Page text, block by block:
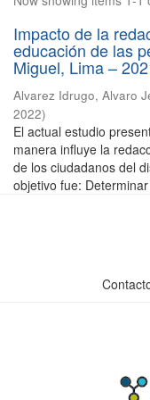
Impacto de la
educación de las
Miguel, Lima –
Alvarez Idrugo, Alvaro
2022)
El actual estudio
manera influye la
de los ciudadanos del
objetivo fue: